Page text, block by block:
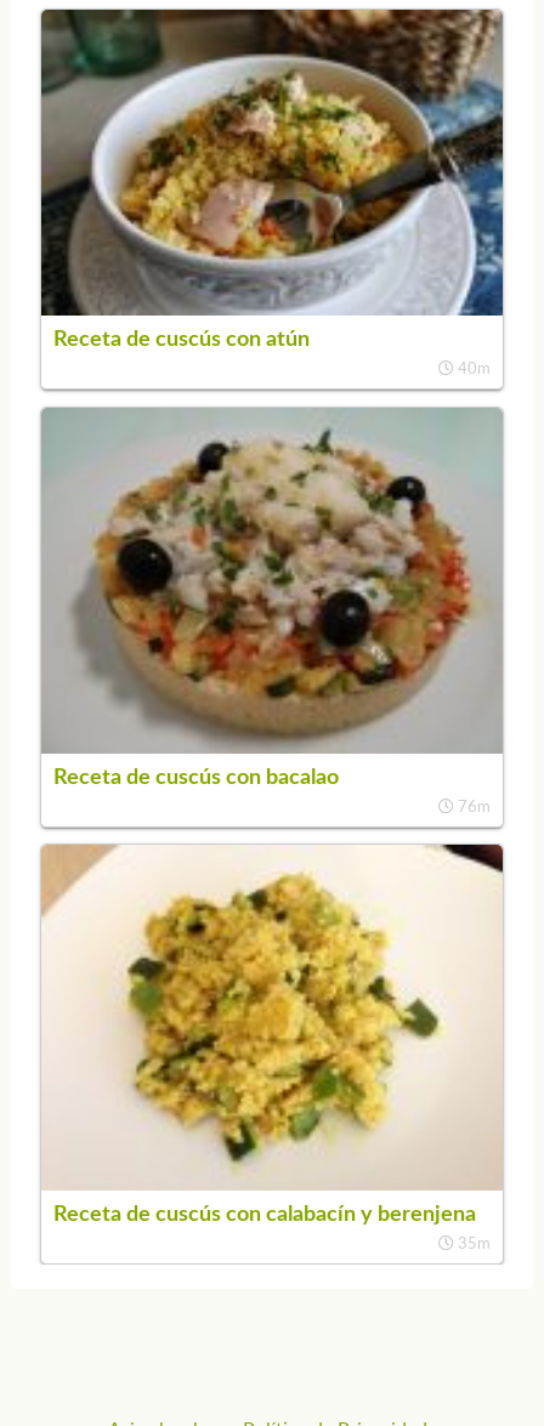
Receta de cuscús con atún
40m
Receta de cuscús con bacalao
76m
Receta de cuscús con calabacín y berenjena
35m